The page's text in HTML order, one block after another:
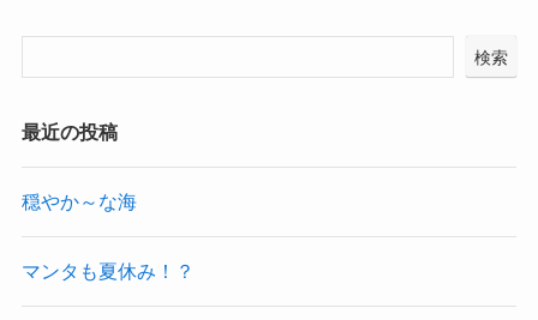
検索
最近の投稿
穏やか～な海
マンタも夏休み！？